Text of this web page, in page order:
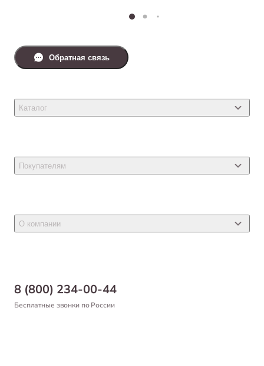
8 (800) 234-00-44
Бесплатные звонки по России
Каталог
Товары для собак
Товары для птиц
Покупателям
Новости
Самовывоз
Оформление заказа
О компании
Благотворительный фонд
Обратная связь